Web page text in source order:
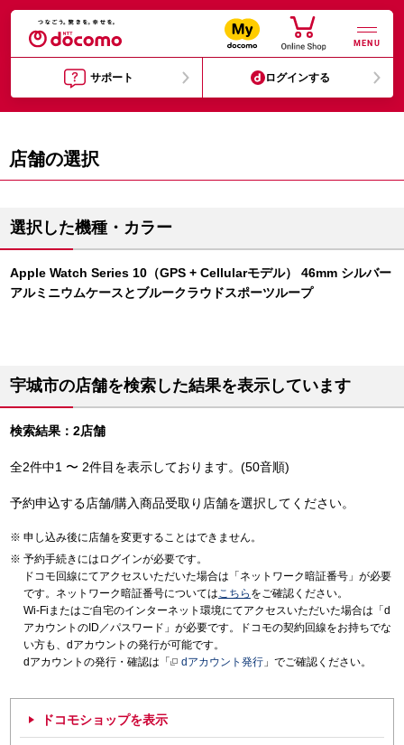
MENU
サポート ログインする
店舗の選択
選択した機種・カラー
Apple Watch Series 10（GPS + Cellularモデル） 46mm シルバー
アルミニウムケースとブルークラウドスポーツループ
宇城市の店舗を検索した結果を表示しています
検索結果：2店舗
全2件中1 〜 2件目を表示しております。(50音順)
予約申込する店舗/購入商品受取り店舗を選択してください。
申し込み後に店舗を変更することはできません。
予約手続きにはログインが必要です。
ドコモ回線にてアクセスいただいた場合は「ネットワーク暗証番号」が必要
です。ネットワーク暗証番号についてはこちら をご確認ください。
Wi-Fiまたはご自宅のインターネット環境にてアクセスいただいた場合は「d
アカウントのID／パスワード」が必要です。ドコモの契約回線をお持ちでな
い方も、dアカウントの発行が可能です。
dアカウントの発行・確認は「
dアカウント発行 」でご確認ください。
ドコモショップを表示